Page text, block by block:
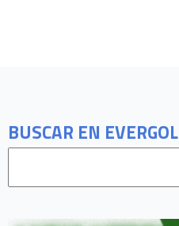
BUSCAR EN EVERGOL